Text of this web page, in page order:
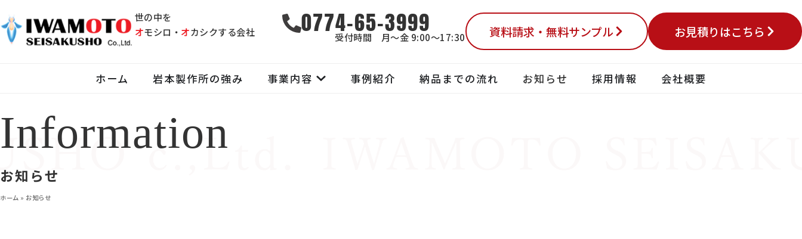
世の中を
オモシロ・ オカシクする会社 0774-65-3999
受付時間 月～金 9:00～17:30 資料請求・無料サンプル お見積りはこちら
ホーム 岩本製作所の強み 事業内容 事例紹介 納品までの流れ お知らせ 採用情報 会社概要
Information
お知らせ
ホーム » お知らせ